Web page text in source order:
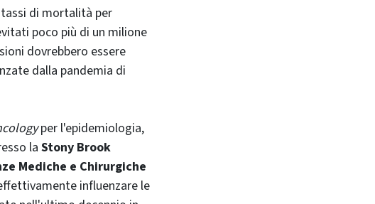
di mortalità per
poco più di un milione
dovrebbero essere
dalla pandemia di
per l'epidemiologia,
la Stony Brook
Mediche e Chirurgiche
influenzare le